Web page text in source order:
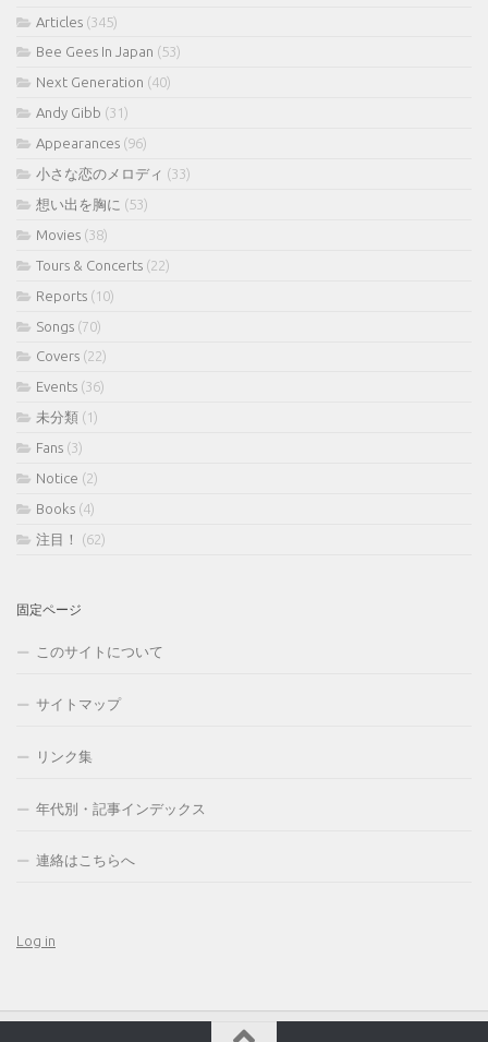
Articles (345)
Bee Gees In Japan (53)
Next Generation (40)
Andy Gibb (31)
Appearances (96)
小さな恋のメロディ (33)
想い出を胸に (53)
Movies (38)
Tours & Concerts (22)
Reports (10)
Songs (70)
Covers (22)
Events (36)
未分類 (1)
Fans (3)
Notice (2)
Books (4)
注目！
(62)
固定ページ
このサイトについて
サイトマップ
リンク集
年代別・記事インデックス
連絡はこちらへ
Log in